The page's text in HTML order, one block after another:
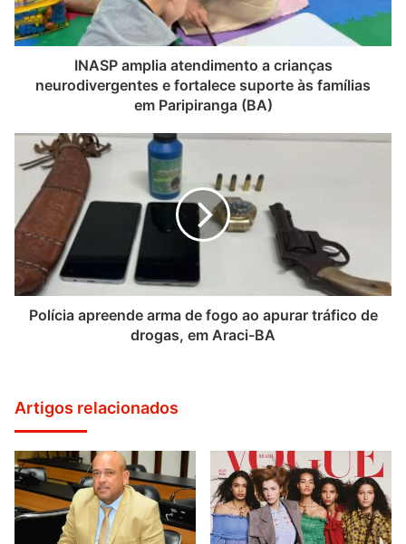
INASP amplia atendimento a crianças
neurodivergentes e fortalece suporte às famílias
em Paripiranga (BA)
Polícia apreende arma de fogo ao apurar tráfico de
drogas, em Araci-BA
Artigos relacionados